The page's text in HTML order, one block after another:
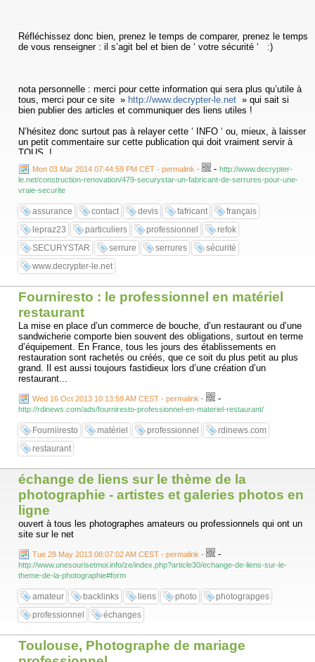
Réfléchissez donc bien, prenez le temps de comparer, prenez le temps
de vous renseigner : il s’agit bel et bien de ‘ votre sécurité ‘ :)
nota personnelle : merci pour cette information qui sera plus qu’utile à
tous, merci pour ce site » http://www.decrypter-le.net » qui sait si
bien publier des articles et communiquer des liens utiles !
N’hésitez donc surtout pas à relayer cette ‘ INFO ‘ ou, mieux, à laisser
un petit commentaire sur cette publication qui doit vraiment servir à
TOUS !
...
Mon 03 Mar 2014 07:44:59 PM CET - permalink - - http://www.decrypter-
le.net/construction-renovation/479-securystar-un-fabricant-de-serrures-pour-une-
vraie-securite
assurance contact devis fafricant
français
lepraz23
particuliers professionnel
refok
SECURYSTAR
serrure serrures
sécurité
www.decrypter-le.net
Fourniresto : le professionnel en matériel
restaurant
La mise en place d’un commerce de bouche, d’un restaurant ou d’une
sandwicherie comporte bien souvent des obligations, surtout en terme
d’équipement. En France, tous les jours des établissements en
restauration sont rachetés ou créés, que ce soit du plus petit au plus
grand. Il est aussi toujours fastidieux lors d’une création d’un
restaurant...
Wed 16 Oct 2013 10:13:59 AM CEST - permalink - -
http://rdinews.com/ads/fourniresto-professionnel-en-materiel-restaurant/
Fourniiresto matériel professionnel
rdinews.com
restaurant
échange de liens sur le thème de la
photographie - artistes et galeries photos en
ligne
ouvert à tous les photographes amateurs ou professionnels qui ont un
site sur le net
Tue 28 May 2013 08:07:02 AM CEST - permalink - -
http://www.unesourisetmoi.info/ze/index.php?article30/echange-de-liens-sur-le-
theme-de-la-photographie#form
amateur backlinks liens photo
photograpges
professionnel
échanges
Toulouse, Photographe de mariage